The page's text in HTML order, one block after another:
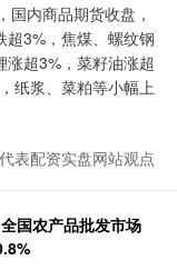
内商品期货收盘，
超3%，焦煤、螺纹钢
超3%，菜籽油涨超
纸浆、菜粕等小幅上
表配资实盘网站观点
国农产品批发市场